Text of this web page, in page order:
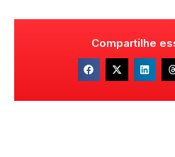
Compartilhe